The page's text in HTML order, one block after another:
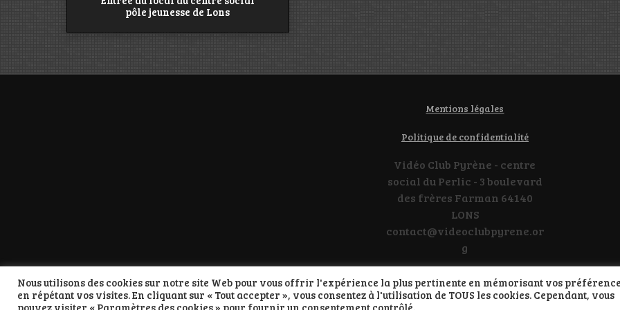
pôle jeunesse de Lons
Mentions légales
Politique de confidentialité
Vidéo Club Pyrène - centre
social du Perlic - 3 boulevard
des frères Farman 64140
LONS
contact@videoclubpyrene.or
g
Propulsé par WordPress
Nous utilisons des cookies sur notre site Web pour vous offrir l'expérience la plus pertinente en mémorisant vos
en répétant vos visites. En cliquant sur « Tout accepter », vous consentez à l'utilisation de TOUS les cookies. Cependant, vous
pouvez visiter « Paramètres des cookies » pour fournir un consentement contrôlé.